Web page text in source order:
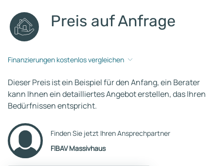
Preis auf Anfrage
Finanzierungen kostenlos vergleichen
Dieser Preis ist ein Beispiel für den Anfang, ein Berater
kann Ihnen ein detailliertes Angebot erstellen, das Ihren
Bedürfnissen entspricht.
Finden Sie jetzt Ihren Ansprechpartner
FIBAV Massivhaus